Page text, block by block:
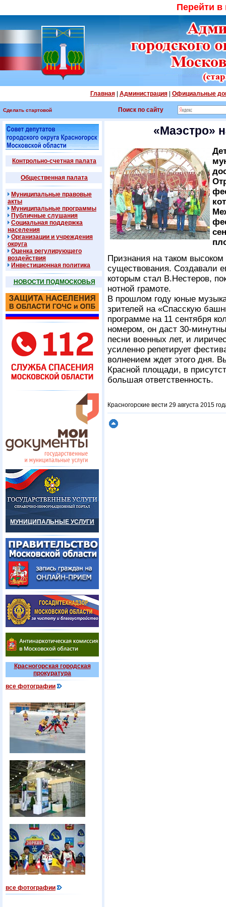
Перейти
Главная| Администрация| Официальные
Сделать стартовой Поиск по сайту
Контрольно-счетная палата
Общественная палата
Муниципальные правовые
акты
Муниципальные программы
Публичные слушания
Социальная поддержка
населения
Организации и учреждения
округа
Оценка регулирующего
воздействия
Инвестиционная политика
НОВОСТИ ПОДМОСКОВЬЯ
МУНИЦИПАЛЬНЫЕ УСЛУГИ
Красногорская городская
прокуратура
все фотографии
все фотографии
«Маэстро»
Признания на таком высоком
существования. Создавали
которым стал В.Нестеров,
нотной грамоте.
В прошлом году юные
зрителей на «Спасскую
программе на 11 сентября
номером, он даст 30-
песни военных лет, и
усиленно репетирует
волнением ждет этого дня.
Красной площади, в
большая ответственность.
Красногорские вести 29 августа 2015